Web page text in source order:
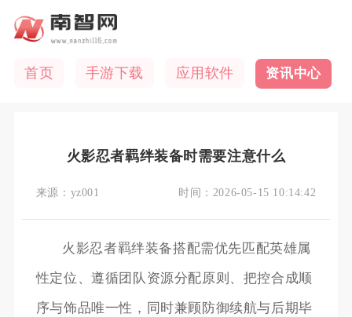
首页 手游下载 应用软件 资讯中心
火影忍者羁绊装备时需要注意什么
来源： yz001 时间： 2026-05-15 10:14:42
火影忍者羁绊装备搭配需优先匹配英雄属
性定位、遵循团队资源分配原则、把控合成顺
序与饰品唯一性，同时兼顾防御续航与后期毕